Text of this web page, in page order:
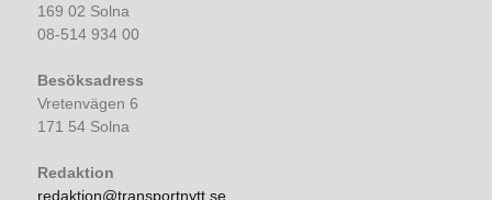
169 02 Solna
08-514 934 00
Besöksadress
Vretenvägen 6
171 54 Solna
Redaktion
redaktion@transportnytt.se